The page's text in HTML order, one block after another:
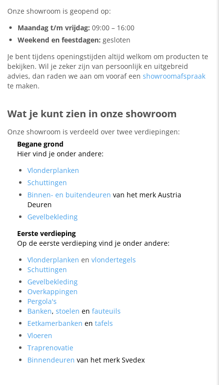
Onze showroom is geopend op:
Maandag t/m vrijdag: 09:00 – 16:00
Weekend en feestdagen: gesloten
Je bent tijdens openingstijden altijd welkom om producten te
bekijken. Wil je zeker zijn van persoonlijk en uitgebreid
advies, dan raden we aan om vooraf een showroomafspraak
te maken.
Wat je kunt zien in onze showroom
Onze showroom is verdeeld over twee verdiepingen:
Begane grond
Hier vind je onder andere:
Vlonderplanken
Schuttingen
Binnen- en buitendeuren van het merk Austria
Deuren
Gevelbekleding
Eerste verdieping
Op de eerste verdieping vind je onder andere:
Vlonderplanken en vlondertegels
Schuttingen
Gevelbekleding
Overkappingen
Pergola's
Banken, stoelen en fauteuils
Eetkamerbanken en tafels
Vloeren
Traprenovatie
Binnendeuren van het merk Svedex